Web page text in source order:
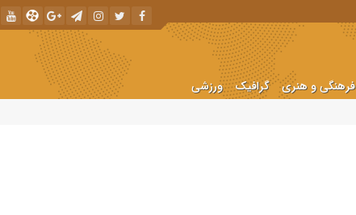
فرهنگی و هنری گرافیک ورزشی